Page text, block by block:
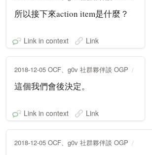
所以接下來action item是什麼？
Link in context Link
2018-12-05 OCF、g0v 社群夥伴談 OGP
這個我們會後決定。
Link in context Link
2018-12-05 OCF、g0v 社群夥伴談 OGP